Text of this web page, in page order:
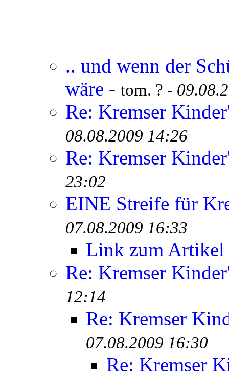
.. und wenn der
wäre - tom. ? -
Re: Kremser
08.08.2009 14:26
Re: Kremser
23:02
EINE Streife für
07.08.2009 16:33
Link zum Artikel
Re: Kremser
12:14
Re: Kremser
07.08.2009 16:30
Re: Kremser